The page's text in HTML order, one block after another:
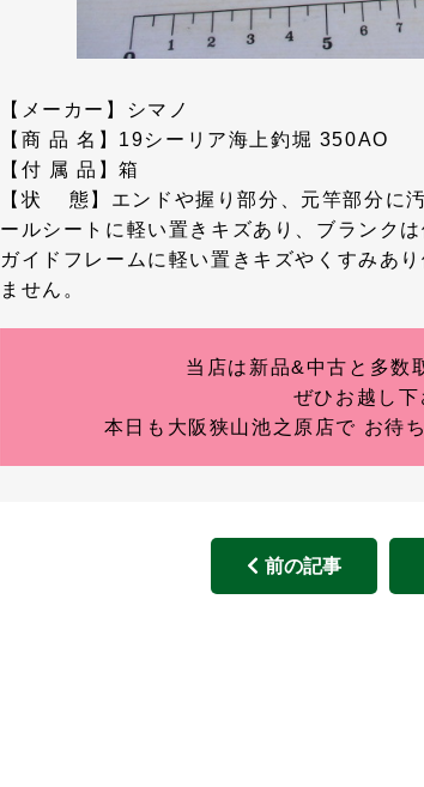
【メーカー】シマノ
【商 品 名】19シーリア海上釣堀 350AO
【付 属 品】箱
【状 態】エンドや握り部分、元竿部分
ールシートに軽い置きキズあり、ブランク
ガイドフレームに軽い置きキズやくすみあ
ません。
当店は新品&中古と多数
ぜひお越し下
本日も大阪狭山池之原店で お待
前の記事